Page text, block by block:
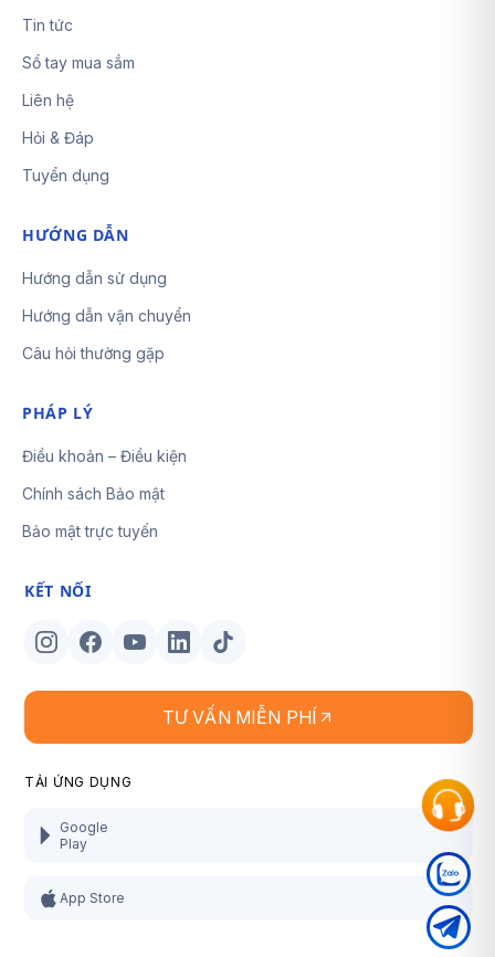
Tin tức
Sổ tay mua sắm
Liên hệ
Hỏi & Đáp
Tuyển dụng
HƯỚNG DẪN
Hướng dẫn sử dụng
Hướng dẫn vận chuyển
Câu hỏi thường gặp
PHÁP LÝ
Điều khoản – Điều kiện
Chính sách Bảo mật
Bảo mật trực tuyến
KẾT NỐI
TƯ VẤN MIỄN PHÍ
TẢI ỨNG DỤNG
Google
Play
App Store